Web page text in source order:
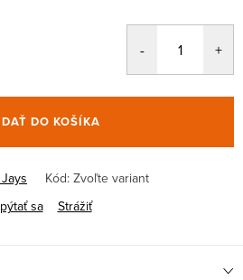
DO KOŠÍKA
Kód: Zvoľte variant
sa
Strážiť